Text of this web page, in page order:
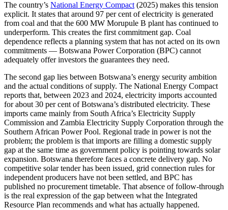
The country’s National Energy Compact(2025) makes this tension
explicit. It states that around 97 per cent of electricity is generated
from coal and that the 600 MW Morupule B plant has continued to
underperform. This creates the first commitment gap. Coal
dependence reflects a planning system that has not acted on its own
commitments — Botswana Power Corporation (BPC) cannot
adequately offer investors the guarantees they need.
The second gap lies between Botswana’s energy security ambition
and the actual conditions of supply. The National Energy Compact
reports that, between 2023 and 2024, electricity imports accounted
for about 30 per cent of Botswana’s distributed electricity. These
imports came mainly from South Africa’s Electricity Supply
Commission and Zambia Electricity Supply Corporation through the
Southern African Power Pool. Regional trade in power is not the
problem; the problem is that imports are filling a domestic supply
gap at the same time as government policy is pointing towards solar
expansion. Botswana therefore faces a concrete delivery gap. No
competitive solar tender has been issued, grid connection rules for
independent producers have not been settled, and BPC has
published no procurement timetable. That absence of follow-through
is the real expression of the gap between what the Integrated
Resource Plan recommends and what has actually happened.